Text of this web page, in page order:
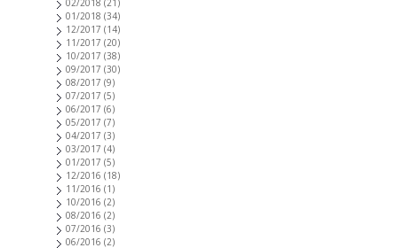
02/2018 (21)
01/2018 (34)
12/2017 (14)
11/2017 (20)
10/2017 (38)
09/2017 (30)
08/2017 (9)
07/2017 (5)
06/2017 (6)
05/2017 (7)
04/2017 (3)
03/2017 (4)
01/2017 (5)
12/2016 (18)
11/2016 (1)
10/2016 (2)
08/2016 (2)
07/2016 (3)
06/2016 (2)